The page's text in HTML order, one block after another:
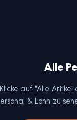
Alle
auf "Alle
& Lohn zu